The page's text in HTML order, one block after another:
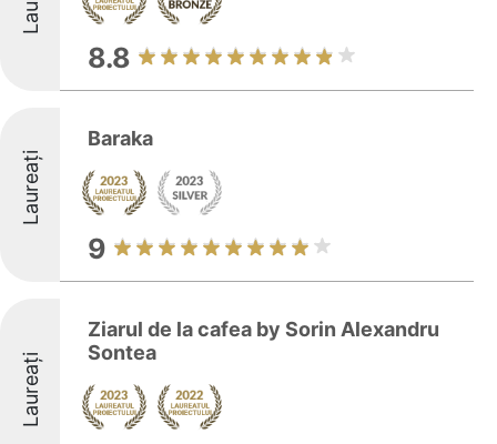
8.8
Laureați
Baraka
9
Laureați
Ziarul de la cafea by Sorin Alexandru
Sontea